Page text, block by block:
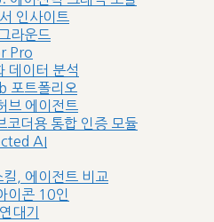
인사이트
라운드
Pro
데이터 분석
포트폴리오
브 에이전트
더용 통합 인증 모듈
AI
, 에이전트 비교
이콘 10인
대기